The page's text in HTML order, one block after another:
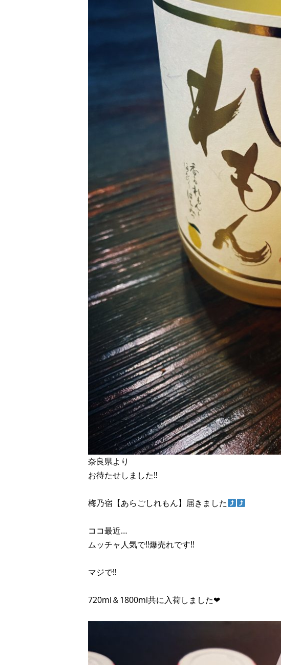
奈良県より
お待たせしました‼︎
梅乃宿【あらごしれもん】届きました
ココ最近…
ムッチャ人気で‼︎爆売れです‼︎
マジで‼︎
720ml＆1800ml共に入荷しました❤︎